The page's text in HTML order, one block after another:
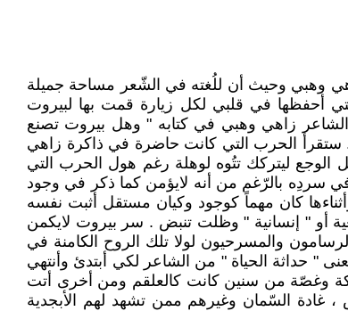
زاهي وهبي وحيث أن للُغته في الشّعر مساحة جميلة
أحفظها في قلبي لكل زيارة قمت بها لبيروت
زاهي وهبي في كتابه " وهل بيروت تصنع
. ستقرأ الحرب التي كانت حاضرة في ذاكرة زاهي
الوجع ليتركك تتُوه لوهلة رغم هول الحرب التي
سردِه بالرّغم من أنه لايؤمن كما ذكر في وجود
كان مهماً كوجود وكيان مستقل أثبت نفسه
أو " إنسانية " وظلت تنبض . سر بيروت لايكمن
والمسرحيون لولا تلك الروح الكامنة في
" حداثة الحياة " من الشاعر لكي أبتدئ وأنتهي
وغصّة من سنين كانت كالعلقم ومن أخرى أتت
غادة السّمان وغيرهم ممن تشهد لهم الأبجدية